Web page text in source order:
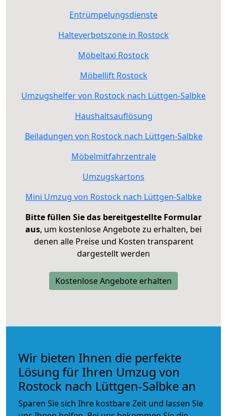
Entrümpelungsdienste
Halteverbotszone in Rostock
Möbeltaxi Rostock
Möbellift Rostock
Umzugshelfer von Rostock nach Lüttgen-Salbke
Haushaltsauflösung
Beiladungen von Rostock nach Lüttgen-Salbke
Möbelmitfahrzentrale
Umzugskartons
Mini Umzug von Rostock nach Lüttgen-Salbke
Bitte füllen Sie das bereitgestellte Formular
aus, um kostenlose Angebote zu erhalten, bei
denen alle Preise und Kosten transparent
dargestellt werden
Kostenlose Angebote erhalten
Wir bieten Ihnen die perfekte
Lösung für Ihren Umzug von
Rostock nach Lüttgen-Salbke an
Sparen Sie sich Ihre kostbare Zeit und lassen Sie